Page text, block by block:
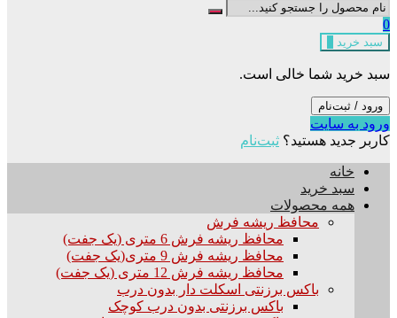
0
سبد خرید
سبد خرید شما خالی است.
ورود / ثبت‌نام
ورود به سایت
کاربر جدید هستید؟ ثبت‌نام
خانه
سبد خرید
همه محصولات
محافظ ریشه فرش
محافظ ریشه فرش 6 متری (یک جفت)
محافظ ریشه فرش 9 متری(یک جفت)
محافظ ریشه فرش 12 متری (یک جفت)
باکس برزنتی اسکلت دار بدون درب
باکس برزنتی بدون درب کوچک